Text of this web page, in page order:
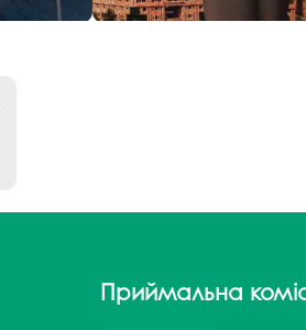
Приймальна